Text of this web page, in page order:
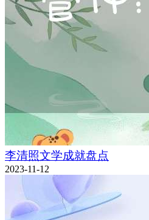
李清照文学成就盘点
2023-11-12